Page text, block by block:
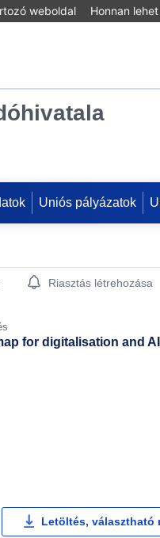
weboldal Honnan
Uniós pályázatok
Riasztás létrehozása
for digitalisation and
Letöltés, választható